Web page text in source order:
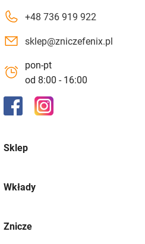
+48 736 919 922
sklep@zniczefenix.pl
pon-pt
od 8:00 - 16:00
Sklep
Wkłady
Znicze